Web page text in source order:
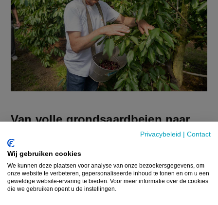
Privacybeleid | Contact
Wij gebruiken cookies
We kunnen deze plaatsen voor analyse van onze bezoekersgegevens, om
onze website te verbeteren, gepersonaliseerde inhoud te tonen en om u een
geweldige website-ervaring te bieden. Voor meer informatie over de cookies
die we gebruiken opent u de instellingen.
Van volle grondsaardbeien naar
Adriaensen en Wynants zijn twaalf jaar geleden
gestart met de kersenteelt en hij combineert dat
met de teelt van aardbeien. “Op dit perceel
hadden we vollegrondsaardbeien staan en ook